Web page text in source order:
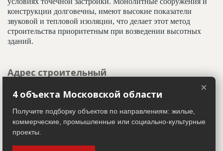
конструкции долговечны, имеют высокие показатели
звуковой и тепловой изоляции, что делает этот метод
строительства приоритетным при возведении высотных
зданий.
Адрес строительный
официального адреса дома до окончания строительства,
когда дому присваивают почтовый адрес. Строительный
адрес обычно состоит из трех частей: названия
строительного района (возможно, улицы), номера квартала
(не обязательно) и корпуса (владения).
×
4 объекта Московской области
Получите подборку объектов по направлениям: жилые,
коммерческие, промышленные или социально-культурные
проекты.